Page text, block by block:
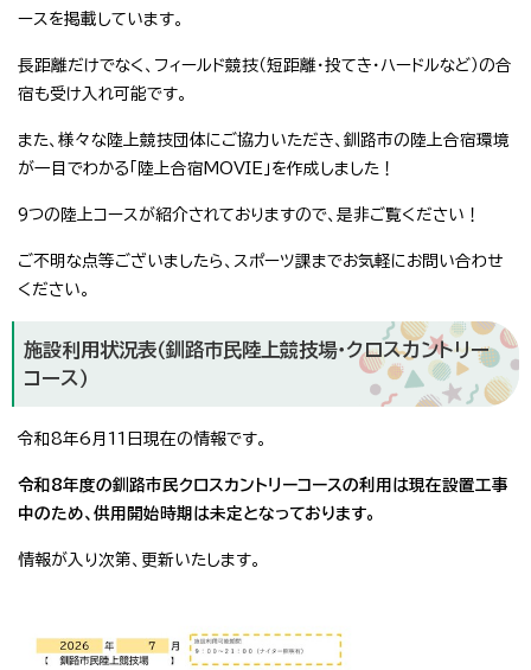
ースを掲載しています。
長距離だけでなく、フィールド競技（短距離・投てき・ハードルなど）の合
宿も受け入れ可能です。
また、様々な陸上競技団体にご協力いただき、釧路市の陸上合宿環境
が一目でわかる「陸上合宿MOVIE」を作成しました！
9つの陸上コースが紹介されておりますので、是非ご覧ください！
ご不明な点等ございましたら、スポーツ課までお気軽にお問い合わせ
ください。
施設利用状況表（釧路市民陸上競技場・クロスカントリー
コース）
令和8年6月11日現在の情報です。
令和8年度の釧路市民クロスカントリーコースの利用は現在設置工事
中のため、供用開始時期は未定となっております。
情報が入り次第、更新いたします。